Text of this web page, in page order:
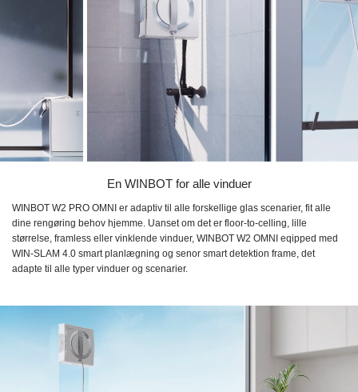
En WINBOT for alle vinduer
WINBOT W2 PRO OMNI er adaptiv til alle forskellige glas scenarier, fit alle
dine rengøring behov hjemme. Uanset om det er floor-to-celling, lille
størrelse, framless eller vinklende vinduer, WINBOT W2 OMNI eqipped med
WIN-SLAM 4.0 smart planlægning og senor smart detektion frame, det
adapte til alle typer vinduer og scenarier.